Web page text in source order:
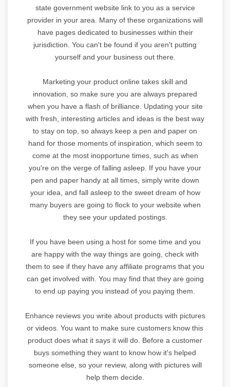
state government website link to you as a service
provider in your area. Many of these organizations will
have pages dedicated to businesses within their
jurisdiction. You can't be found if you aren't putting
yourself and your business out there.
Marketing your product online takes skill and
innovation, so make sure you are always prepared
when you have a flash of brilliance. Updating your site
with fresh, interesting articles and ideas is the best way
to stay on top, so always keep a pen and paper on
hand for those moments of inspiration, which seem to
come at the most inopportune times, such as when
you're on the verge of falling asleep. If you have your
pen and paper handy at all times, simply write down
your idea, and fall asleep to the sweet dream of how
many buyers are going to flock to your website when
they see your updated postings.
If you have been using a host for some time and you
are happy with the way things are going, check with
them to see if they have any affiliate programs that you
can get involved with. You may find that they are going
to end up paying you instead of you paying them.
Enhance reviews you write about products with pictures
or videos. You want to make sure customers know this
product does what it says it will do. Before a customer
buys something they want to know how it's helped
someone else, so your review, along with pictures will
help them decide.